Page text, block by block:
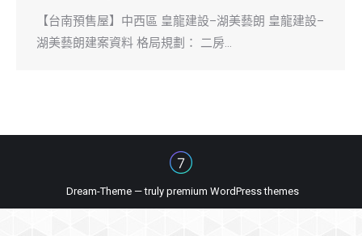
【台南預售屋】中西區 皇龍建設–湖美藝朗 皇龍建設–
湖美藝朗建案資料 格局規劃： 二房…
Dream-Theme — truly premium WordPress themes